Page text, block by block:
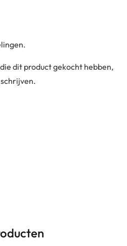
dit product gekocht hebben,